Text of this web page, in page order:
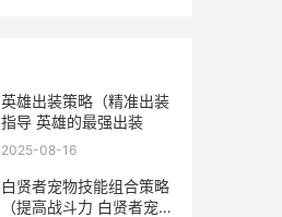
英雄出装策略（精准出装
指导 英雄的最强出装
2025-08-16
白贤者宠物技能组合策略
（提高战斗力 白贤者宠物